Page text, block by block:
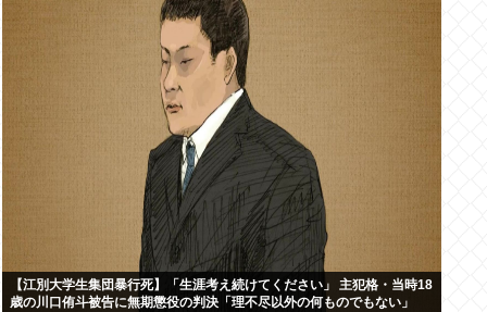
【江別大学生集団暴行死】「生涯考え続けてください」 主犯格・当時18
歳の川口侑斗被告に無期懲役の判決「理不尽以外の何ものでもない」